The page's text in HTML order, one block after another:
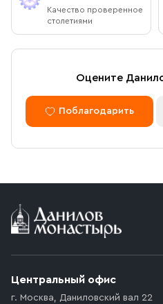
Качество проверенное
столетиями
Оцените
Поблагодарить
Центральный офис
г. Москва, Даниловский вал 22